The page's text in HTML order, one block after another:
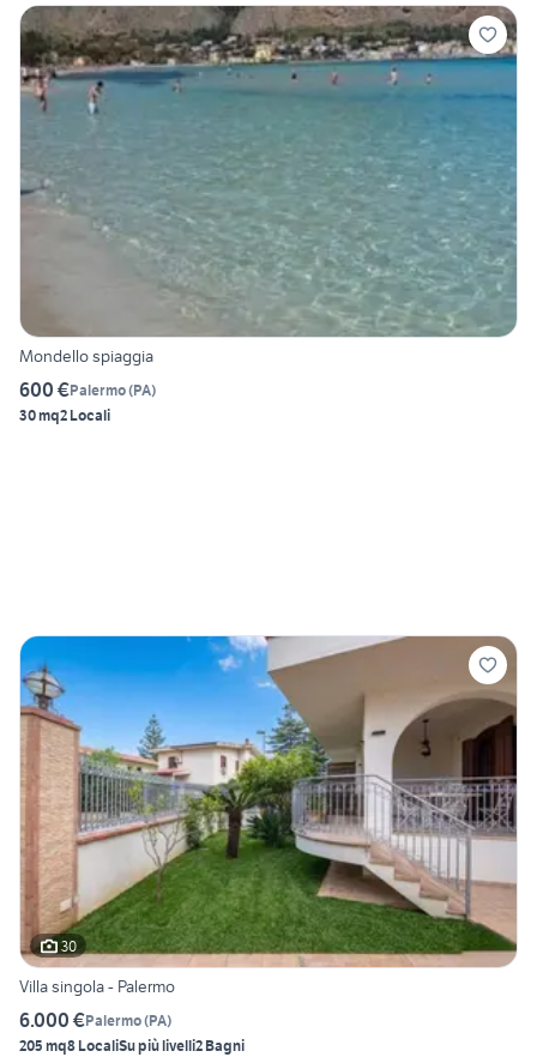
Mondello spiaggia
600 €Palermo(PA)
30 mq2 Locali
30
Villa singola - Palermo
6.000 €Palermo(PA)
205 mq8 LocaliSu più livelli2 Bagni